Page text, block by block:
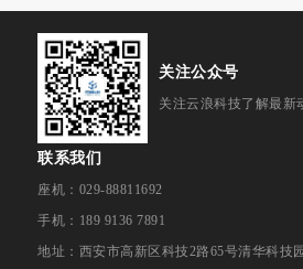
关注公众号
关注云浪科技了解最新
联系我们
座机：029-88811692
手机：189 9136 7891
地址：西安市高新区科技2路65号清华科技